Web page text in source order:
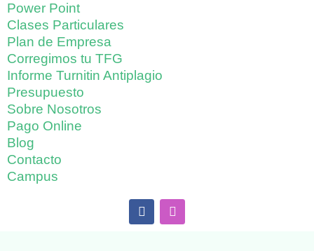
Power Point
Clases Particulares
Plan de Empresa
Corregimos tu TFG
Informe Turnitin Antiplagio
Presupuesto
Sobre Nosotros
Pago Online
Blog
Contacto
Campus